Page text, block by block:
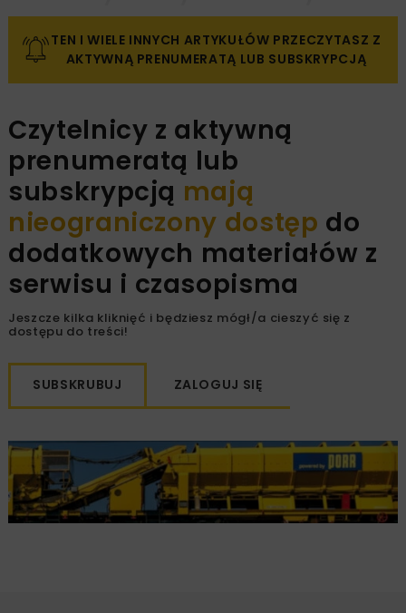
TEN I WIELE INNYCH ARTYKUŁÓW PRZECZYTASZ Z
AKTYWNĄ PRENUMERATĄ LUB SUBSKRYPCJĄ
Czytelnicy z aktywną
prenumeratą lub
subskrypcją mają
nieograniczony dostęp do
dodatkowych materiałów z
serwisu i czasopisma
Jeszcze kilka kliknięć i będziesz mógł/a cieszyć się z
dostępu do treści!
SUBSKRUBUJ ZALOGUJ SIĘ